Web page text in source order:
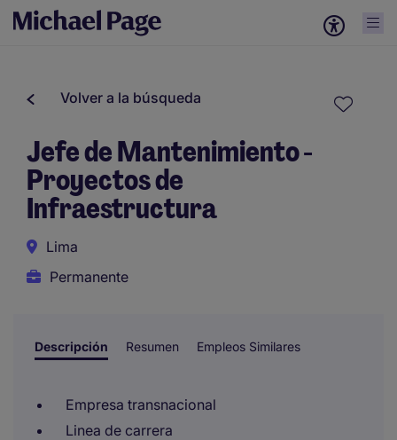
Volver a la búsqueda
Jefe de Mantenimiento -
Proyectos de
Infraestructura
Lima
Permanente
Descripción Resumen Empleos Similares
Empresa transnacional
Linea de carrera